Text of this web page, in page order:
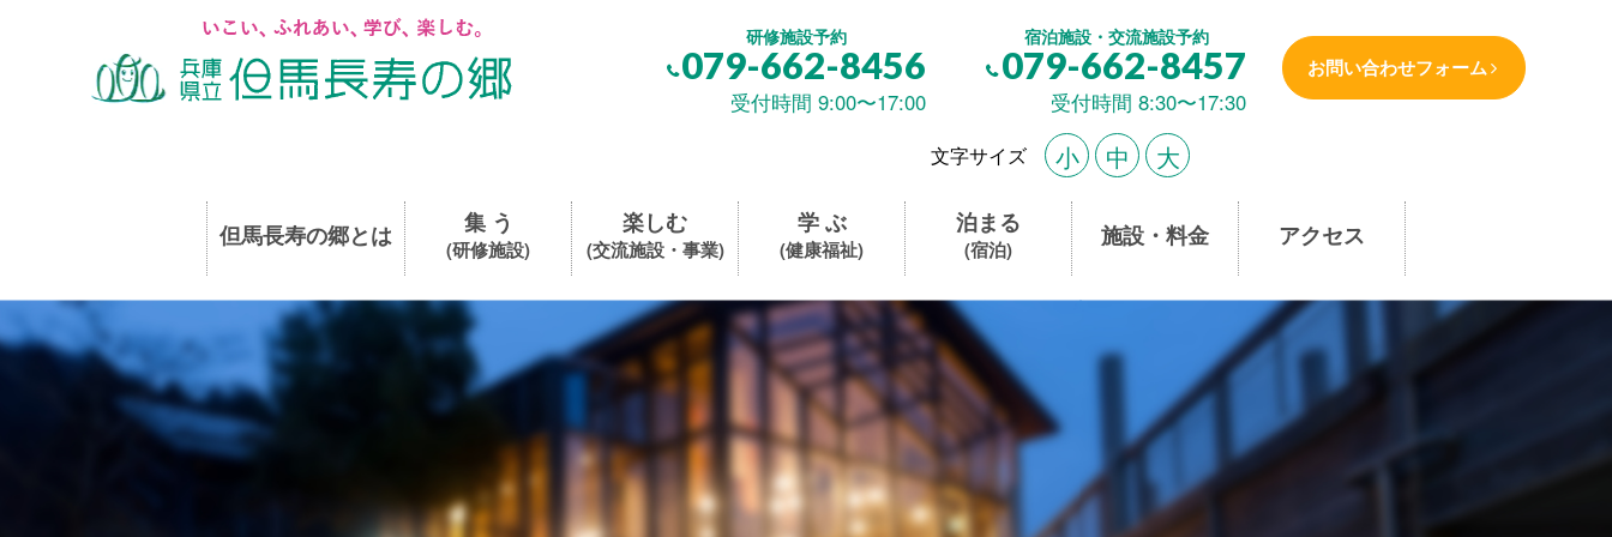
研修施設予約
079-662-8456
受付時間 9:00〜17:00
宿泊施設・交流施設予約
079-662-8457
受付時間 8:30〜17:30
お問い合わせフォーム
文字サイズ 小 中 大
但馬長寿の郷とは 集 う
(研修施設)
楽しむ
(交流施設・事業)
学 ぶ
(健康福祉)
泊まる
(宿泊) 施設・料金 アクセス